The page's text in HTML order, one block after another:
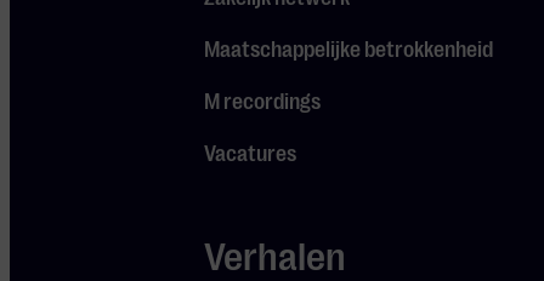
Maatschappelijke betrokkenheid
M recordings
Vacatures
Verhalen